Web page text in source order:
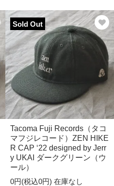
Sold Out
Tacoma Fuji Records（タコ
マフジレコード）ZEN HIKE
R CAP ‘22 designed by Jerr
y UKAI ダークグリーン（ウ
ール）
0円(税込0円) 在庫なし